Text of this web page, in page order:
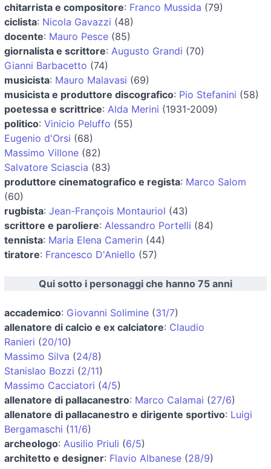
chitarrista e compositore: Franco Mussida (79)
ciclista: Nicola Gavazzi (48)
docente: Mauro Pesce (85)
giornalista e scrittore: Augusto Grandi (70)
Gianni Barbacetto (74)
musicista: Mauro Malavasi (69)
musicista e produttore discografico: Pio Stefanini (58)
poetessa e scrittrice: Alda Merini (1931-2009)
politico: Vinicio Peluffo (55)
Eugenio d'Orsi (68)
Massimo Villone (82)
Salvatore Sciascia (83)
produttore cinematografico e regista: Marco Salom
(60)
rugbista: Jean-François Montauriol (43)
scrittore e paroliere: Alessandro Portelli (84)
tennista: Maria Elena Camerin (44)
tiratore: Francesco D'Aniello (57)
Qui sotto i personaggi che hanno 75 anni
accademico: Giovanni Solimine (31/7)
allenatore di calcio e ex calciatore: Claudio
Ranieri (20/10)
Massimo Silva (24/8)
Stanislao Bozzi (2/11)
Massimo Cacciatori (4/5)
allenatore di pallacanestro: Marco Calamai (27/6)
allenatore di pallacanestro e dirigente sportivo: Luigi
Bergamaschi (11/6)
archeologo: Ausilio Priuli (6/5)
architetto e designer: Flavio Albanese (28/9)